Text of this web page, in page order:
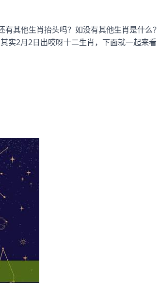
其他生肖抬头吗？如没有其他生肖是什么？
实2月2日出哎呀十二生肖，下面就一起来看